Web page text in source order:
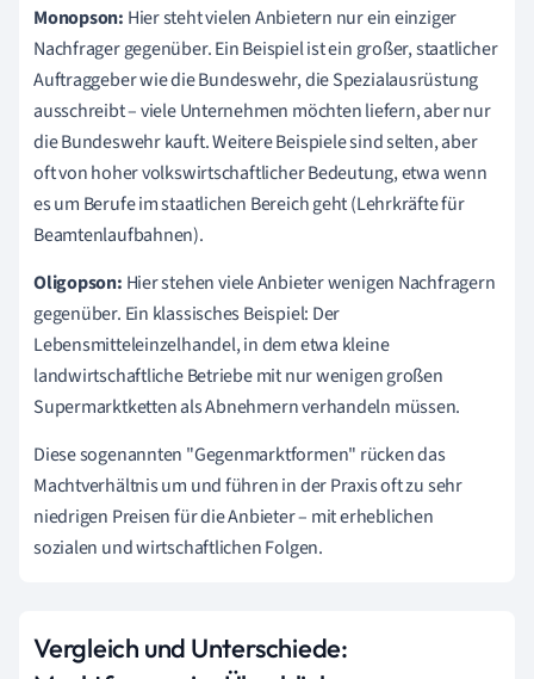
Monopson: Hier steht vielen Anbietern nur ein einziger
Nachfrager gegenüber. Ein Beispiel ist ein großer, staatlicher
Auftraggeber wie die Bundeswehr, die Spezialausrüstung
ausschreibt – viele Unternehmen möchten liefern, aber nur
die Bundeswehr kauft. Weitere Beispiele sind selten, aber
oft von hoher volkswirtschaftlicher Bedeutung, etwa wenn
es um Berufe im staatlichen Bereich geht (Lehrkräfte für
Beamtenlaufbahnen).
Oligopson: Hier stehen viele Anbieter wenigen Nachfragern
gegenüber. Ein klassisches Beispiel: Der
Lebensmitteleinzelhandel, in dem etwa kleine
landwirtschaftliche Betriebe mit nur wenigen großen
Supermarktketten als Abnehmern verhandeln müssen.
Diese sogenannten "Gegenmarktformen" rücken das
Machtverhältnis um und führen in der Praxis oft zu sehr
niedrigen Preisen für die Anbieter – mit erheblichen
sozialen und wirtschaftlichen Folgen.
Vergleich und Unterschiede: